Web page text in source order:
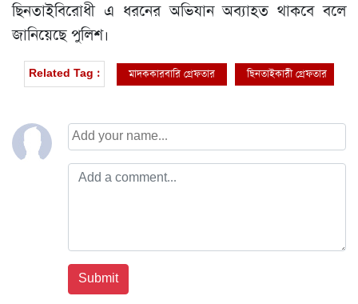
ছিনতাইবিরোধী এ ধরনের অভিযান অব্যাহত থাকবে বলে
জানিয়েছে পুলিশ।
Related Tag : মাদককারবারি গ্রেফতার ছিনতাইকারী গ্রেফতার